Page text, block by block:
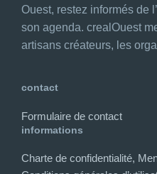
Ouest, restez informés de
son agenda. crealOuest
artisans créateurs, les
contact
Formulaire de contact
informations
Charte de confidentialité,